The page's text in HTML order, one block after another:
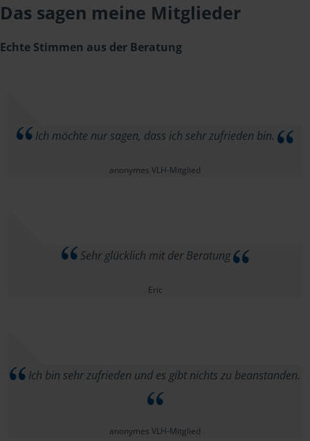
Das sagen meine Mitglieder
Echte Stimmen aus der Beratung
Ich möchte nur sagen, dass ich sehr zufrieden bin.
anonymes VLH-Mitglied
Sehr glücklich mit der Beratung
Eric
Ich bin sehr zufrieden und es gibt nichts zu beanstanden.
anonymes VLH-Mitglied